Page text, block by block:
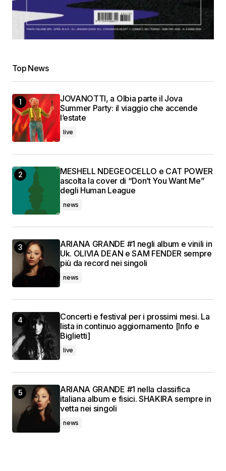
Top News
JOVANOTTI, a Olbia parte il Jova
Summer Party: il viaggio che accende
l’estate
live
MESHELL NDEGEOCELLO e CAT POWER
ascolta la cover di “Don’t You Want Me”
degli Human League
news
ARIANA GRANDE #1 negli album e vinili in
Uk. OLIVIA DEAN e SAM FENDER sempre
più da record nei singoli
news
Concerti e festival per i prossimi mesi. La
lista in continuo aggiornamento [Info e
Biglietti]
live
ARIANA GRANDE #1 nella classifica
italiana album e fisici. SHAKIRA sempre in
vetta nei singoli
news